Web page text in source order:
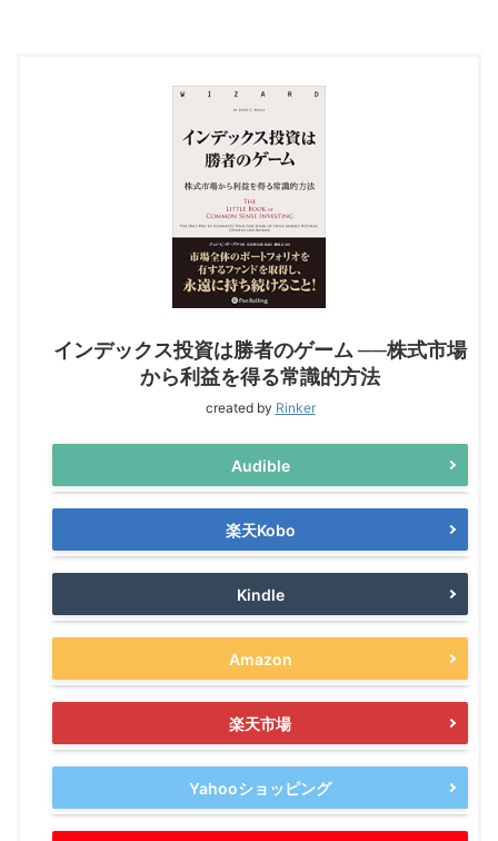
インデックス投資は勝者のゲーム ──株式市場
から利益を得る常識的方法
created by Rinker
Audible
楽天Kobo
Kindle
Amazon
楽天市場
Yahooショッピング